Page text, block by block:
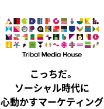
こっちだ。
ソーシャル時代に
心動かすマーケティング